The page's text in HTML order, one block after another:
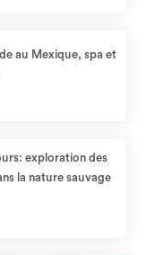
au Mexique, spa et
exploration des
la nature sauvage